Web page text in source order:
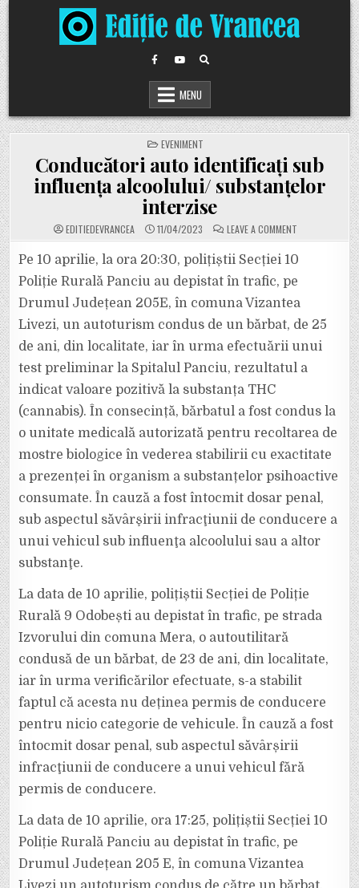
Skip
to
content
MENU
POSTED
IN
EVENIMENT
Conducători auto identificați sub
influența alcoolului/ substanțelor
interzise
EDITIEDEVRANCEA 11/04/2023 LEAVE A COMMENT
CONDUCĂTORI
IDENTIFICAȚI
SUB
INFLUENȚA
ALCOOLULUI/
SUBSTANȚELOR
INTERZISE
Pe 10 aprilie, la ora 20:30, polițiștii Secției 10
Poliție Rurală Panciu au depistat în trafic, pe
Drumul Județean 205E, în comuna Vizantea
Livezi, un autoturism condus de un bărbat, de 25
de ani, din localitate, iar în urma efectuării unui
test preliminar la Spitalul Panciu, rezultatul a
indicat valoare pozitivă la substanța THC
(cannabis). În consecință, bărbatul a fost condus la
o unitate medicală autorizată pentru recoltarea de
mostre biologice în vederea stabilirii cu exactitate
a prezenței în organism a substanțelor psihoactive
consumate. În cauză a fost întocmit dosar penal,
sub aspectul săvârşirii infracţiunii de conducere a
unui vehicul sub influenţa alcoolului sau a altor
substanţe.
La data de 10 aprilie, polițiștii Secției de Poliție
Rurală 9 Odobești au depistat în trafic, pe strada
Izvorului din comuna Mera, o autoutilitară
condusă de un bărbat, de 23 de ani, din localitate,
iar în urma verificărilor efectuate, s-a stabilit
faptul că acesta nu deținea permis de conducere
pentru nicio categorie de vehicule. În cauză a fost
întocmit dosar penal, sub aspectul săvârșirii
infracţiunii de conducere a unui vehicul fără
permis de conducere.
La data de 10 aprilie, ora 17:25, polițiștii Secției 10
Poliție Rurală Panciu au depistat în trafic, pe
Drumul Județean 205 E, în comuna Vizantea